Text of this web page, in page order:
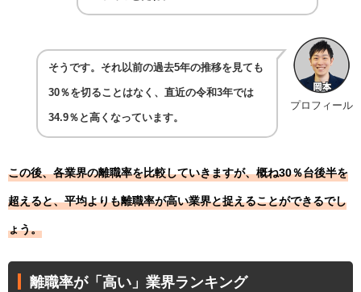
プロフィール
そうです。それ以前の過去5年の推移を見ても
30％を切ることはなく、直近の令和3年では
34.9％と高くなっています。
この後、各業界の離職率を比較していきますが、概ね30％台後半を
超えると、平均よりも離職率が高い業界と捉えることができるでし
ょう。
離職率が「高い」業界ランキング